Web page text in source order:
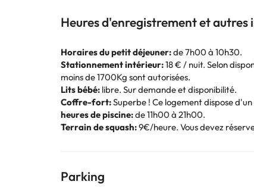
Heures d'enregistrement et
Horaires du petit déjeuner:de 7h00 à 10h30.
Stationnement intérieur:18 € / nuit. Selon
moins de 1700Kg sont autorisées.
Lits bébé: libre. Sur demande et disponibilité.
Coffre-fort:Superbe ! Ce logement dispose
heures de piscine:de 11h00 à 21h00.
Terrain de squash:9€/heure. Vous devez
Parking